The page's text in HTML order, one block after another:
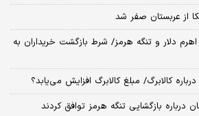
از عربستان صفر شد
دلار و تنگه هرمز/ شرط بازگشت خریداران به
کالابرگ/ مبلغ کالابرگ افزایش می‌یابد؟
درباره بازگشایی تنگه هرمز توافق کردند